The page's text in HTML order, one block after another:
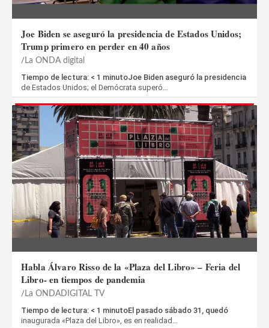
Joe Biden se aseguró la presidencia de Estados Unidos;
Trump primero en perder en 40 años
La ONDA digital
Tiempo de lectura: < 1 minutoJoe Biden aseguró la presidencia
de Estados Unidos; el Demócrata superó…
Habla Álvaro Risso de la «Plaza del Libro» – Feria del
Libro- en tiempos de pandemia
La ONDADIGITAL TV
Tiempo de lectura: < 1 minutoEl pasado sábado 31, quedó
inaugurada «Plaza del Libro», es en realidad…